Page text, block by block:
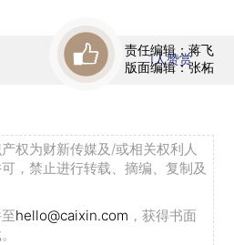
责任编辑：蒋飞
版面编辑：张柘
1人赞赏
权为财新传媒及/或相关权利人
，禁止进行转载、摘编、复制及
hello@caixin.com ，获得书面